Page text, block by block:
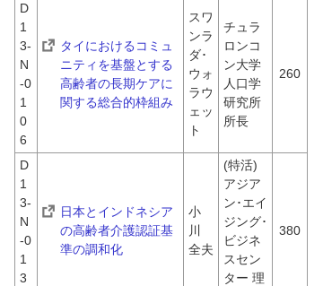
D
1
3-
N
-0
1
0
6
タイにおけるコミュ
ニティを基盤とする
高齢者の長期ケアに
関する総合的枠組み
スワ
ンラ
ダ･
ウォ
ラウ
ェッ
ト
チュラ
ロンコ
ン大学
人口学
研究所
所長
260
D
1
3-
N
-0
1
3
日本とインドネシア
の高齢者介護認証基
準の調和化
小
川
全夫
(特活)
アジア
ン･エイ
ジング･
ビジネ
スセン
ター 理
380